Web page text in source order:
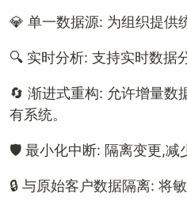
💎 单一数据源: 为组织提供
🔍 实时分析: 支持实时数据
🔄 渐进式重构: 允许增量数
有系统。
🛡️ 最小化中断: 隔离变更,减
🔒 与原始客户数据隔离: 将